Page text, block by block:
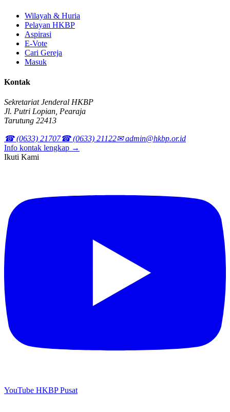
Wilayah & Huria
Pelayan HKBP
Aspirasi
E-Vote
Cari Gereja
Masuk
Kontak
Sekretariat Jenderal HKBP
Jl. Putri Lopian, Pearaja
Tarutung 22413
☎ (0633) 21707☎ (0633) 21122✉ admin@hkbp.or.id
Info kontak lengkap →
Ikuti Kami
YouTube HKBP Pusat